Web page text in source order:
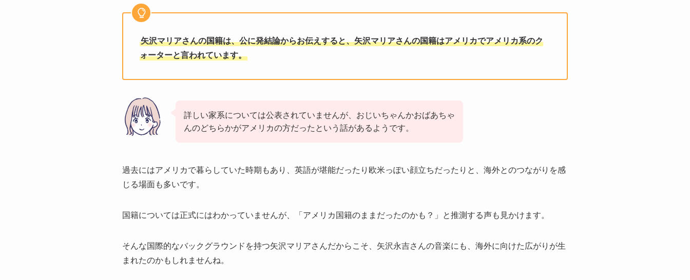
矢沢マリアさんの国籍は、公に発結論からお伝えすると、矢沢マリアさんの国籍はアメリカでアメリカ系のク
ォーターと言われています。
詳しい家系については公表されていませんが、おじいちゃんかおばあちゃ
んのどちらかがアメリカの方だったという話があるようです。
過去にはアメリカで暮らしていた時期もあり、英語が堪能だったり欧米っぽい顔立ちだったりと、海外とのつながりを感
じる場面も多いです。
国籍については正式にはわかっていませんが、「アメリカ国籍のままだったのかも？」と推測する声も見かけます。
そんな国際的なバックグラウンドを持つ矢沢マリアさんだからこそ、矢沢永吉さんの音楽にも、海外に向けた広がりが生
まれたのかもしれませんね。